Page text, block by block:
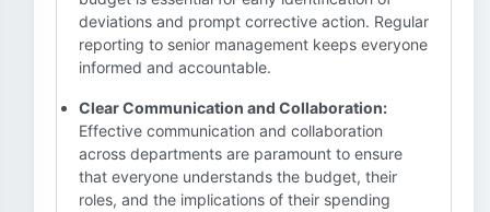
deviations and prompt corrective action. Regular
reporting to senior management keeps everyone
informed and accountable.
Clear Communication and Collaboration:
Effective communication and collaboration
across departments are paramount to ensure
that everyone understands the budget, their
roles, and the implications of their spending